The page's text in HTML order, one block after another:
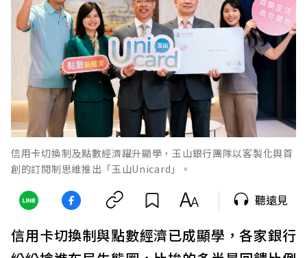
信用卡切換制及點數經濟躍升顯學，玉山銀行團隊以客製化與首
創的訂閱制思維推出「玉山Unicard」。
聽遠見
信用卡切換制與點數經濟已成顯學，各家銀行